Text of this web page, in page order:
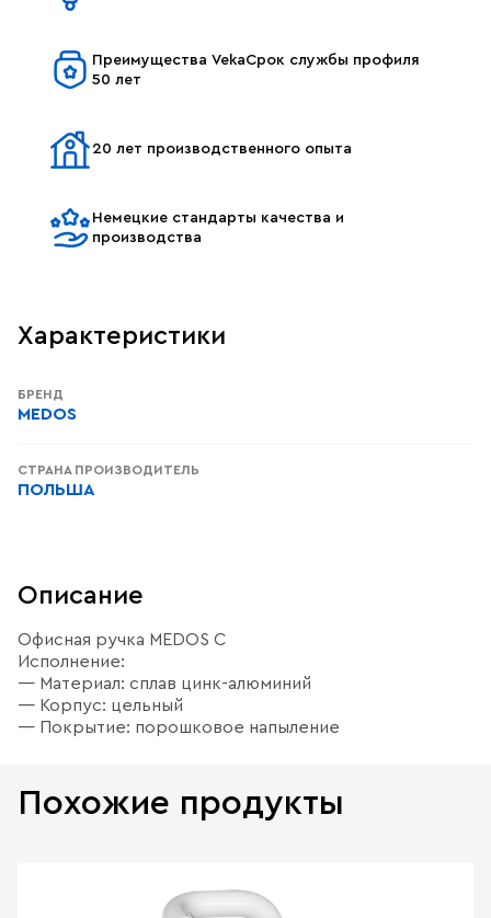
Преимущества VekaСрок службы профиля
50 лет
20 лет производственного опыта
Немецкие стандарты качества и
производства
Характеристики
БРЕНД
MEDOS
СТРАНА ПРОИЗВОДИТЕЛЬ
ПОЛЬША
Описание
Офисная ручка MEDOS C
Исполнение:
— Материал: сплав цинк-алюминий
— Корпус: цельный
— Покрытие: порошковое напыление
Похожие продукты